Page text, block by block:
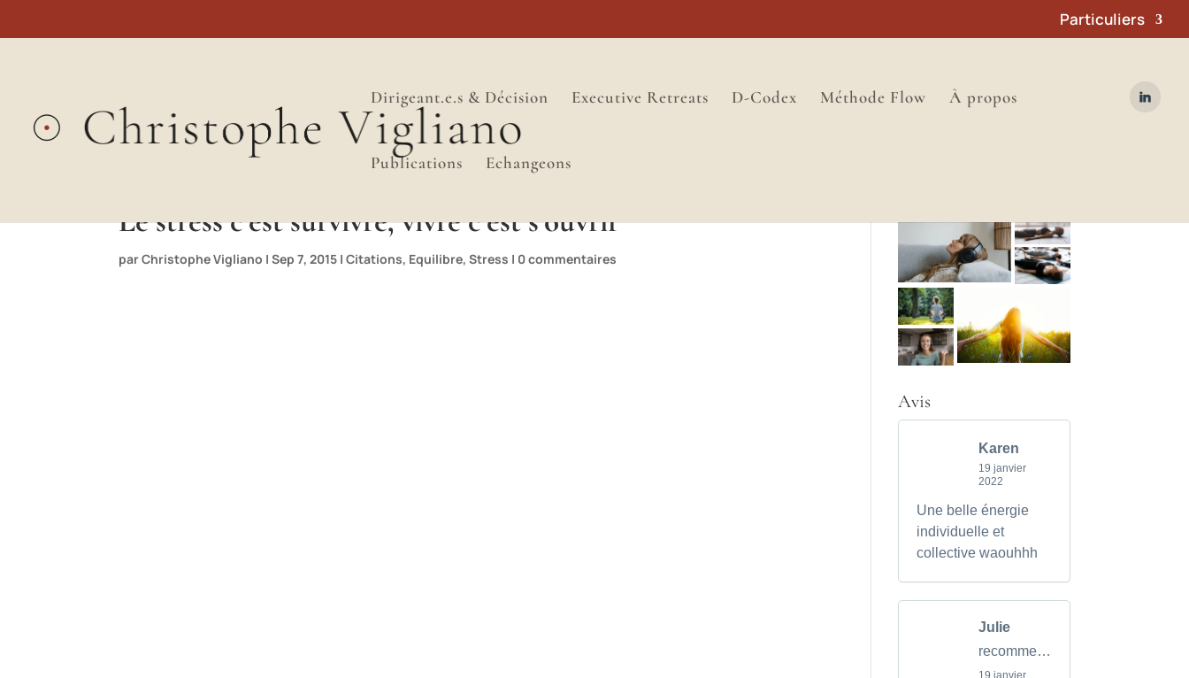
Particuliers
Dirigeant.e.s & Décision Executive Retreats D-Codex Méthode Flow À propos
Publications Echangeons
Le stress c’est survivre, vivre c’est s’ouvrir
parChristophe Vigliano |Sep 7, 2015 |Citations, Equilibre,Stress | 0 commentaires
Avis
Karen
19 janvier
2022
Une belle énergie
individuelle et
collective waouhhh
Julie
recommends